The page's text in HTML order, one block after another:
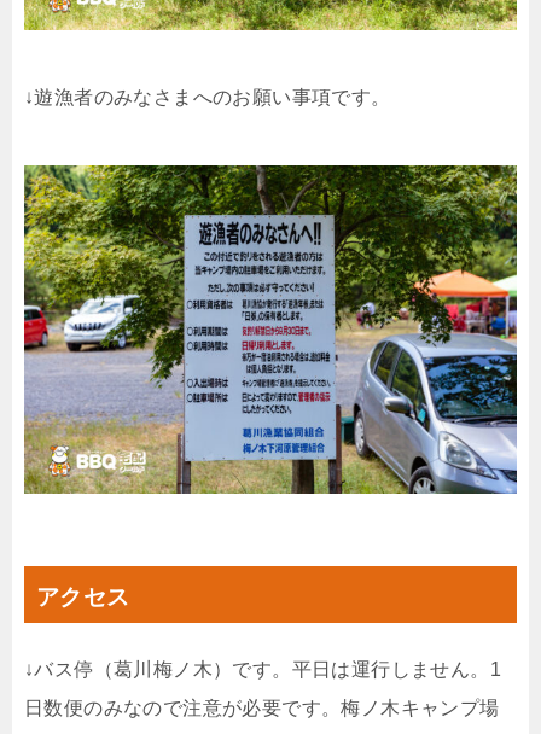
↓遊漁者のみなさまへのお願い事項です。
アクセス
↓バス停（葛川梅ノ木）です。平日は運行しません。1
日数便のみなので注意が必要です。梅ノ木キャンプ場